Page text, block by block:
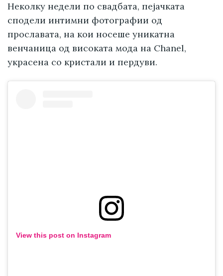
Неколку недели по свадбата, пејачката
сподели интимни фотографии од
прославата, на кои носеше уникатна
венчаница од високата мода на Chanel,
украсена со кристали и пердуви.
View this post on Instagram